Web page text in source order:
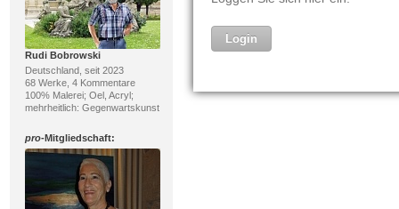
Rudi Bobrowski
Deutschland, seit 2023
68 Werke, 4 Kommentare
100% Malerei; Oel, Acryl;
mehrheitlich: Gegenwartskunst
pro-Mitgliedschaft: